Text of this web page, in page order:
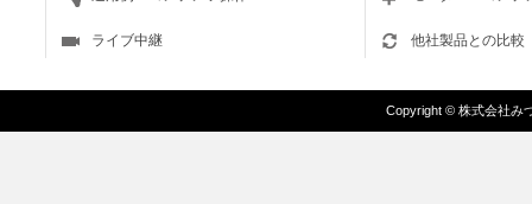
ライブ中継 他社製品との比較
Copyright © 株式会社み